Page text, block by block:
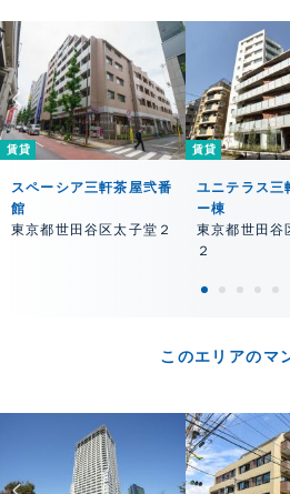
賃貸
スペーシア三軒茶屋弐番
館
東京都世田谷区太子堂２
賃貸
ユニテラス三
ー棟
東京都世田谷
２
このエリアのマ